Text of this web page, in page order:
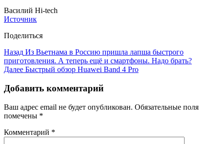
Василий Hi-tech
Источник
Поделиться
Назад Из Вьетнама в Россию пришла лапша быстрого
приготовления. А теперь ещё и смартфоны. Надо брать?
Далее Быстрый обзор Huawei Band 4 Pro
Добавить комментарий
Ваш адрес email не будет опубликован. Обязательные поля
помечены *
Комментарий *